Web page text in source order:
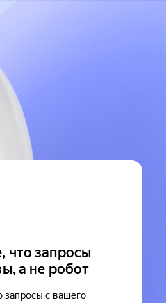
что запросы
а не робот
запросы с вашего